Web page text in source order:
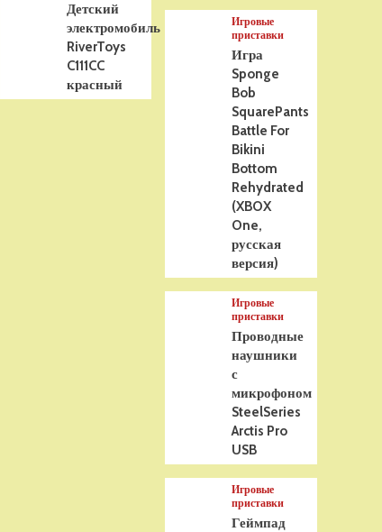
Детский
электромобиль
RiverToys
C111CC
красный
Игровые
приставки
Игра
Sponge
Bob
SquarePants
Battle For
Bikini
Bottom
Rehydrated
(XBOX
One,
русская
версия)
Игровые
приставки
Проводные
наушники
с
микрофоном
SteelSeries
Arctis Pro
USB
Игровые
приставки
Геймпад